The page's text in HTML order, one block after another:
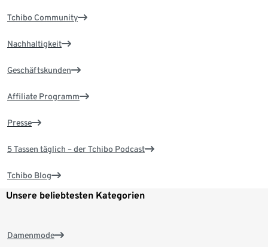
Tchibo Community
Nachhaltigkeit
Geschäftskunden
Affiliate Programm
Presse
5 Tassen täglich – der Tchibo Podcast
Tchibo Blog
Unsere beliebtesten Kategorien
Damenmode